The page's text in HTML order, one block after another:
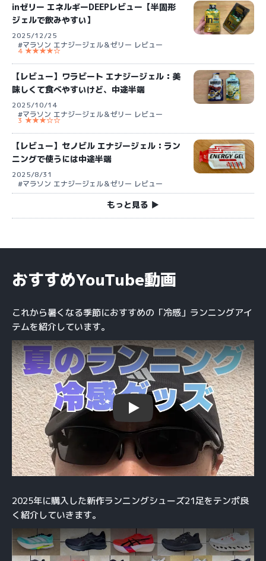
inゼリー エネルギーDEEPレビュー【半固形
ジェルで飲みやすい】
2025/12/25
#マラソン エナジージェル＆ゼリー レビュー
4 ★★★★☆
【レビュー】ワラビート エナジージェル：美
味しくて食べやすいけど、中途半端
2025/10/14
#マラソン エナジージェル＆ゼリー レビュー
3 ★★★☆☆
【レビュー】セノビル エナジージェル：ラン
ニングで使うには中途半端
2025/8/31
#マラソン エナジージェル＆ゼリー レビュー
もっと見る ▶︎
おすすめYouTube動画
これから暑くなる季節におすすめの「冷感」ランニングアイ
テムを紹介しています。
Play
2025年に購入した新作ランニングシューズ21足をテンポ良
く紹介していきます。